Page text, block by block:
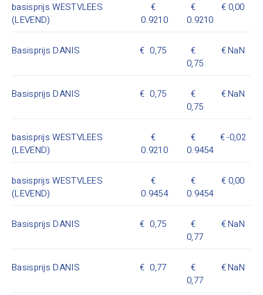
basisprijs WESTVLEES
(LEVEND)
0.9210 0.9210
0,00
Basisprijs DANIS
0,75
0,75
NaN
Basisprijs DANIS
0,75
0,75
NaN
basisprijs WESTVLEES
(LEVEND)
0.9210 0.9454
-0,02
basisprijs WESTVLEES
(LEVEND)
0.9454 0.9454
0,00
Basisprijs DANIS
0,75
0,77
NaN
Basisprijs DANIS
0,77
0,77
NaN